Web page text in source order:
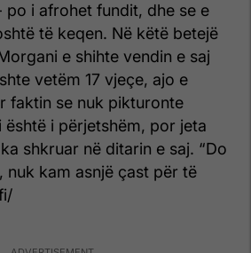
i afrohet fundit, dhe se e
të keqen. Në këtë betejë
e shihte vendin e saj
vetëm 17 vjeçe, ajo e
faktin se nuk pikturonte
është i përjetshëm, por jeta
shkruar në ditarin e saj. “Do
nuk kam asnjë çast për të